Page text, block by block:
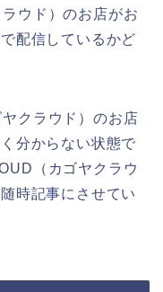
ウド）のお店がお
配信しているかど
クラウド）のお店
分からない状態で
（カゴヤクラウ
時記事にさせてい